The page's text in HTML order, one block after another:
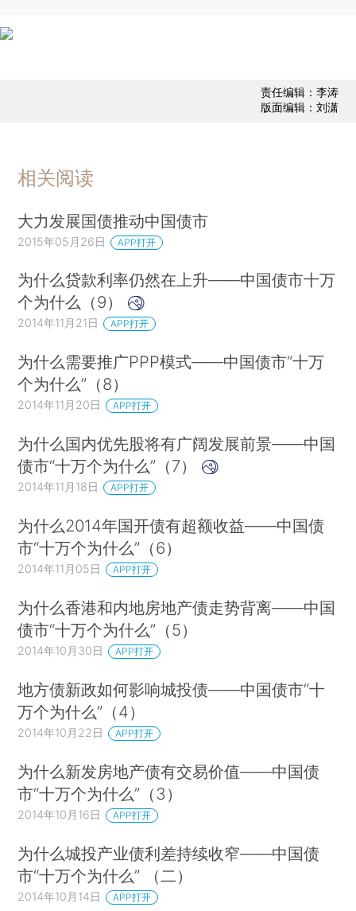
责任编辑：李涛
版面编辑：刘潇
相关阅读
大力发展国债推动中国债市
2015年05月26日 APP打开
为什么贷款利率仍然在上升——中国债市十万
个为什么（9）
2014年11月21日 APP打开
为什么需要推广PPP模式——中国债市“十万
个为什么”（8）
2014年11月20日 APP打开
为什么国内优先股将有广阔发展前景——中国
债市“十万个为什么”（7）
2014年11月18日 APP打开
为什么2014年国开债有超额收益——中国债
市“十万个为什么”（6）
2014年11月05日 APP打开
为什么香港和内地房地产债走势背离——中国
债市“十万个为什么”（5）
2014年10月30日 APP打开
地方债新政如何影响城投债——中国债市“十
万个为什么”（4）
2014年10月22日 APP打开
为什么新发房地产债有交易价值——中国债
市“十万个为什么”（3）
2014年10月16日 APP打开
为什么城投产业债利差持续收窄——中国债
市“十万个为什么” （二）
2014年10月14日 APP打开